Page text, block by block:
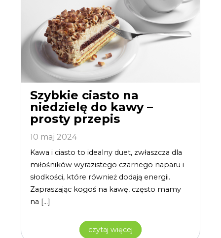
Szybkie ciasto na
niedzielę do kawy –
prosty przepis
10 maj 2024
Kawa i ciasto to idealny duet, zwłaszcza dla
miłośników wyrazistego czarnego naparu i
słodkości, które również dodają energii.
Zapraszając kogoś na kawę, często mamy
na […]
czytaj więcej